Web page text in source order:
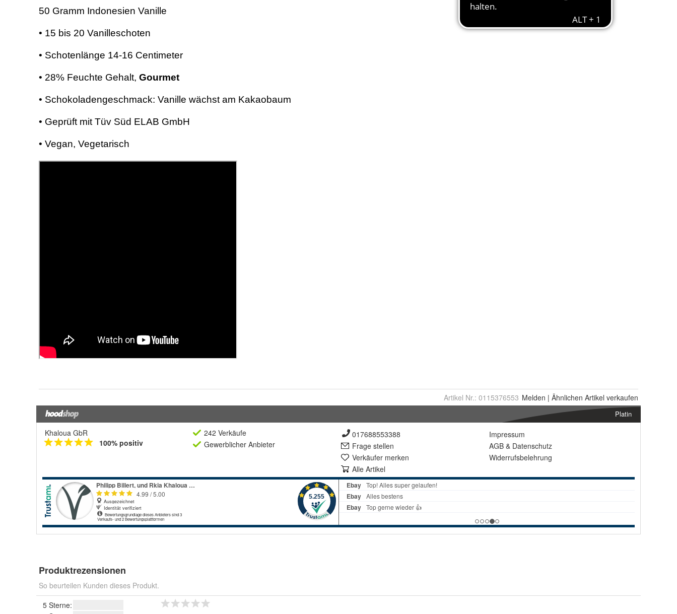
Artikel Nr.: 0115376553 Melden | Ähnlichen Artikel verkaufen
Platin
Khaloua GbR
100% positiv
242 Verkäufe
Gewerblicher Anbieter
017688553388
Frage stellen
Verkäufer merken
Alle Artikel
Impressum
AGB & Datenschutz
Widerrufsbelehrung
Produktrezensionen
So beurteilen Kunden dieses Produkt.
5 Sterne: